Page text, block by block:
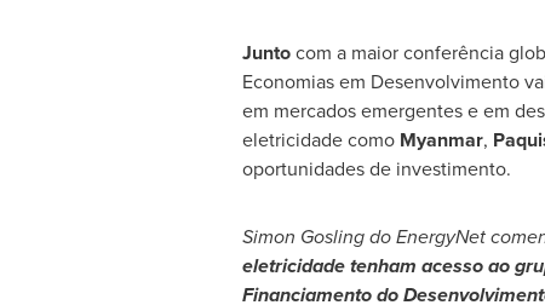
Juntocom a maior conferência
Economias em Desenvolvimento
em mercados emergentes e em
eletricidade como Myanmar,
oportunidades de investimento.
Simon Goslingdo EnergyNet
eletricidade tenham acesso ao
Financiamento do